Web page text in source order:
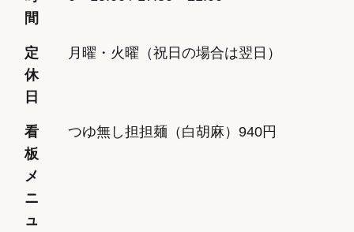
間
定
休
日
月曜・火曜（祝日の場合は翌日）
看
板
メ
ニ
ュ
つゆ無し担担麺（白胡麻）940円